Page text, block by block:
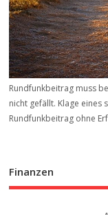
Rundfunkbeitrag muss
nicht gefällt. Klage eines
Rundfunkbeitrag ohne
Finanzen